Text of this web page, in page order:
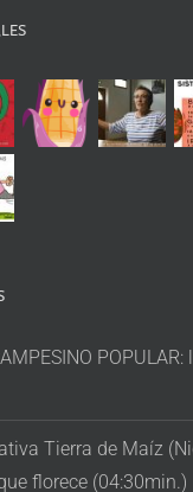
Tierra de Maíz
florece (04:30min.)